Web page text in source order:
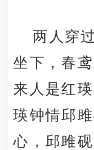
两人穿
坐下，春
来人是红
瑛钟情邱
心，邱雎